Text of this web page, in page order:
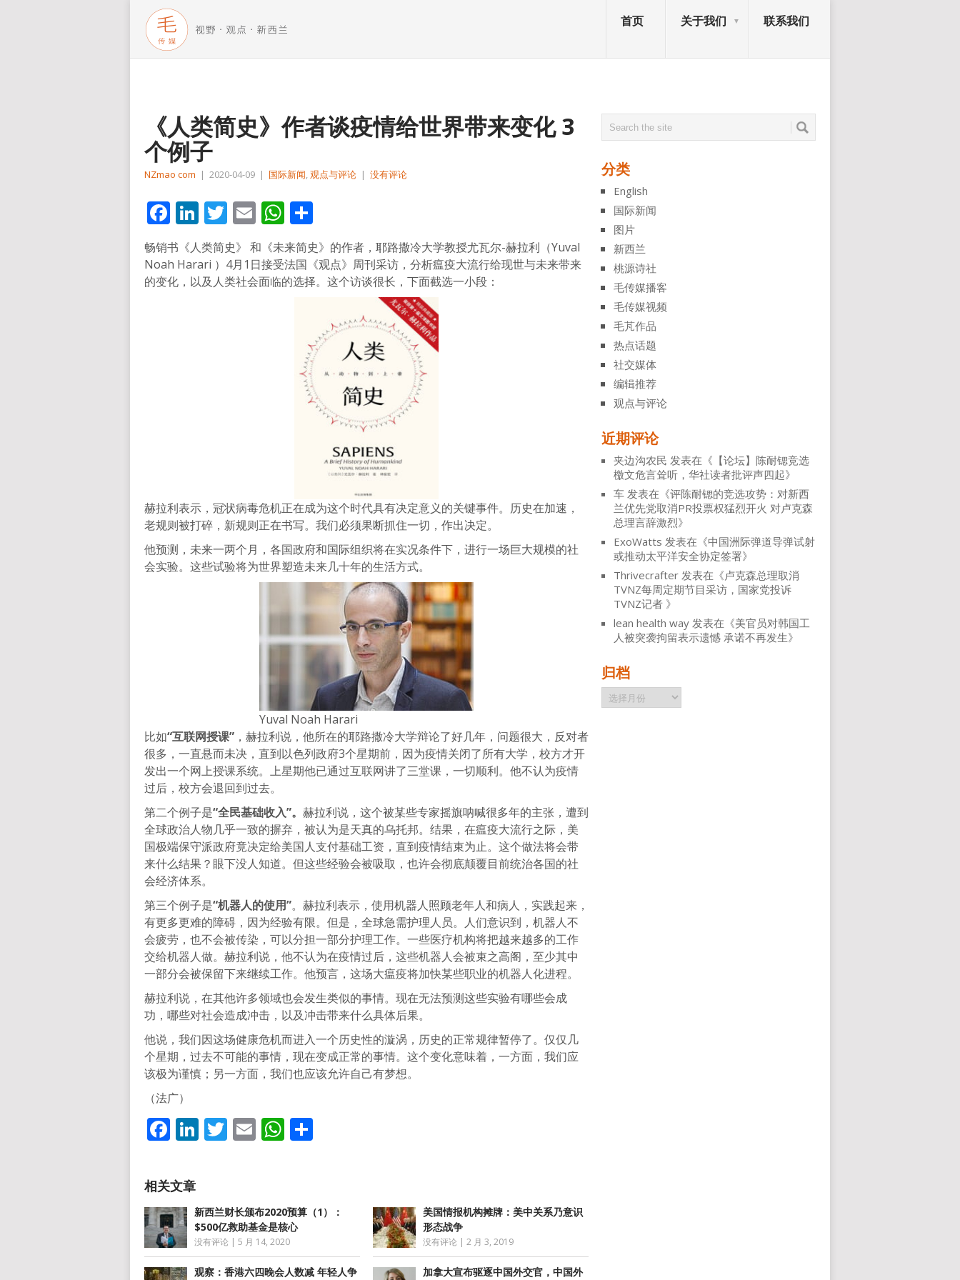
首页 关于我们 联系我们
《人类简史》作者谈疫情给世界带来变化 3
个例子
NZmao com | 2020-04-09 | 国际新闻,观点与评论 | 没有评论
Facebook
LinkedIn
Twitter
EmailWhatsApp
享
畅销书《人类简史》 和《未来简史》的作者，耶路撒冷大学教授尤瓦尔-赫拉利（Yuval
Noah Harari ）4月1日接受法国《观点》周刊采访，分析瘟疫大流行给现世与未来带来
的变化，以及人类社会面临的选择。这个访谈很长，下面截选一小段：
赫拉利表示，冠状病毒危机正在成为这个时代具有决定意义的关键事件。历史在加速，
老规则被打碎，新规则正在书写。我们必须果断抓住一切，作出决定。
他预测，未来一两个月，各国政府和国际组织将在实况条件下，进行一场巨大规模的社
会实验。这些试验将为世界塑造未来几十年的生活方式。
Yuval Noah Harari
比如“互联网授课” ，赫拉利说，他所在的耶路撒冷大学辩论了好几年，问题很大，反对者
很多，一直悬而未决，直到以色列政府3个星期前，因为疫情关闭了所有大学，校方才开
发出一个网上授课系统。上星期他已通过互联网讲了三堂课，一切顺利。他不认为疫情
过后，校方会退回到过去。
第二个例子是“全民基础收入”。 赫拉利说，这个被某些专家摇旗呐喊很多年的主张，遭到
全球政治人物几乎一致的摒弃，被认为是天真的乌托邦。结果，在瘟疫大流行之际，美
国极端保守派政府竟决定给美国人支付基础工资，直到疫情结束为止。这个做法将会带
来什么结果？眼下没人知道。但这些经验会被吸取，也许会彻底颠覆目前统治各国的社
会经济体系。
第三个例子是“机器人的使用”。赫拉利表示，使用机器人照顾老年人和病人，实践起来，
有更多更难的障碍，因为经验有限。但是，全球急需护理人员。人们意识到，机器人不
会疲劳，也不会被传染，可以分担一部分护理工作。一些医疗机构将把越来越多的工作
交给机器人做。赫拉利说，他不认为在疫情过后，这些机器人会被束之高阁，至少其中
一部分会被保留下来继续工作。他预言，这场大瘟疫将加快某些职业的机器人化进程。
赫拉利说，在其他许多领域也会发生类似的事情。现在无法预测这些实验有哪些会成
功，哪些对社会造成冲击，以及冲击带来什么具体后果。
他说，我们因这场健康危机而进入一个历史性的漩涡，历史的正常规律暂停了。仅仅几
个星期，过去不可能的事情，现在变成正常的事情。这个变化意味着，一方面，我们应
该极为谨慎；另一方面，我们也应该允许自己有梦想。
（法广）
Facebook
LinkedIn
Twitter
EmailWhatsApp
新西兰财长颁布2020预算（1）：
$500亿救助基金是核心
没有评论 | 5 月 14, 2020
美国情报机构摊牌：美中关系乃意识
形态战争
没有评论 |2 月 3, 2019
观察：香港六四晚会人数减 年轻人争 加拿大宣布驱逐中国外交官，中国外
分类
English
国际新闻
图片
新西兰
桃源诗社
毛传媒播客
毛传媒视频
毛芃作品
热点话题
社交媒体
编辑推荐
观点与评论
近期评论
夹边沟农民 发表在《 【论坛】陈耐锶竞选
檄文危言耸听，华社读者批评声四起》
车 发表在《评陈耐锶的竞选攻势：对新西
兰优先党取消PR投票权猛烈开火 对卢克森
总理言辞激烈》
ExoWatts 发表在《中国洲际弹道导弹试射
或推动太平洋安全协定签署》
Thrivecrafter 发表在《卢克森总理取消
TVNZ每周定期节目采访，国家党投诉
TVNZ记者 》
lean health way 发表在《美官员对韩国工
人被突袭拘留表示遗憾 承诺不再发生》
归档
归
档